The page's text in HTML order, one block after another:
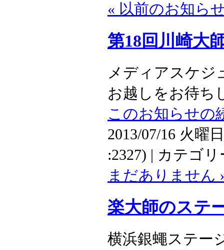
« 以前のお知ら
第18回川崎大
メディアスケジ
お越しをお待ち
このお知らせの
2013/07/16 火曜
:2327) | カテゴ
まだありません
楽大師のステ
横浜銀蠅ステー